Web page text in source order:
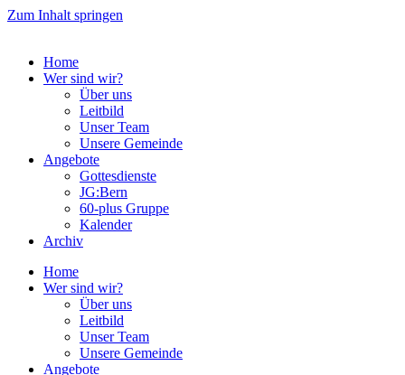
Zum Inhalt springen
Home
Wer sind wir?
Über uns
Leitbild
Unser Team
Unsere Gemeinde
Angebote
Gottesdienste
JG:Bern
60-plus Gruppe
Kalender
Archiv
Home
Wer sind wir?
Über uns
Leitbild
Unser Team
Unsere Gemeinde
Angebote